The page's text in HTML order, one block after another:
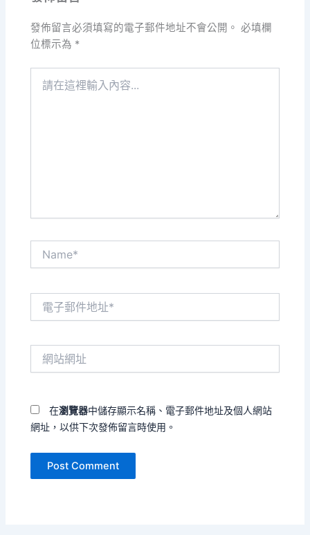
發佈留言必須填寫的電子郵件地址不會公開。 必填欄
位標示為 *
在瀏覽器中儲存顯示名稱、電子郵件地址及個人網站
網址，以供下次發佈留言時使用。